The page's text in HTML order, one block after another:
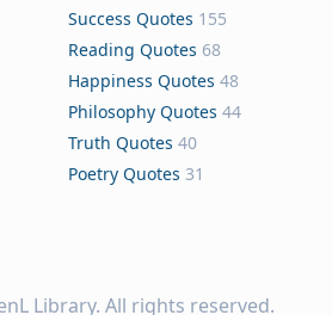
Success Quotes 155
Reading Quotes 68
Happiness Quotes 48
Philosophy Quotes 44
Truth Quotes 40
Poetry Quotes 31
Library. All rights reserved.